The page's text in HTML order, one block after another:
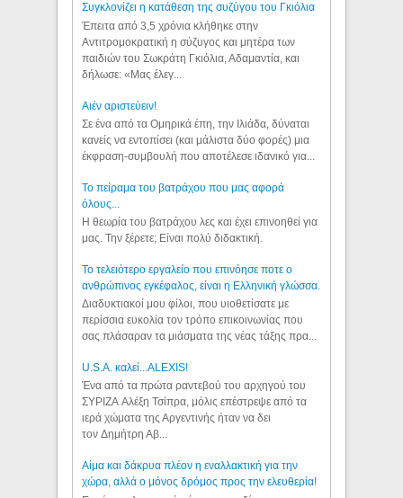
Συγκλονίζει η κατάθεση της συζύγου του Γκιόλια
Έπειτα από 3,5 χρόνια κλήθηκε στην
Αντιτρομοκρατική η σύζυγος και μητέρα των
παιδιών του Σωκράτη Γκιόλια, Αδαμαντία, και
δήλωσε: «Μας έλεγ...
Aιέν αριστεύειν!
Σε ένα από τα Ομηρικά έπη, την Ιλιάδα, δύναται
κανείς να εντοπίσει (και μάλιστα δύο φορές) μια
έκφραση-συμβουλή που αποτέλεσε ιδανικό για...
Το πείραμα του βατράχου που μας αφορά
όλους...
Η θεωρία του βατράχου λες και έχει επινοηθεί για
μας. Την ξέρετε; Είναι πολύ διδακτική.
Το τελειότερο εργαλείο που επινόησε ποτε ο
ανθρώπινος εγκέφαλος, είναι η Ελληνική γλώσσα.
Διαδυκτιακοί μου φίλοι, που υιοθετίσατε με
περίσσια ευκολία τον τρόπο επικοινωνίας που
σας πλάσαραν τα μιάσματα της νέας τάξης πρα...
U.S.A. καλεί...ALEXIS!
Ένα από τα πρώτα ραντεβού του αρχηγού του
ΣΥΡΙΖΑ Αλέξη Τσίπρα, μόλις επέστρεψε από τα
ιερά χώματα της Αργεντινής ήταν να δει
τον Δημήτρη Αβ...
Αίμα και δάκρυα πλέον η εναλλακτική για την
χώρα, αλλά ο μόνος δρόμος προς την ελευθερία!